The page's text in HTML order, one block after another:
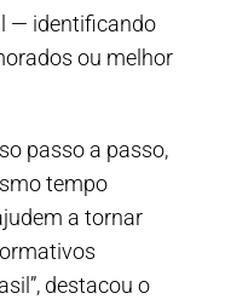
— identificando
ou melhor
passo a passo,
tempo
a tornar
destacou o